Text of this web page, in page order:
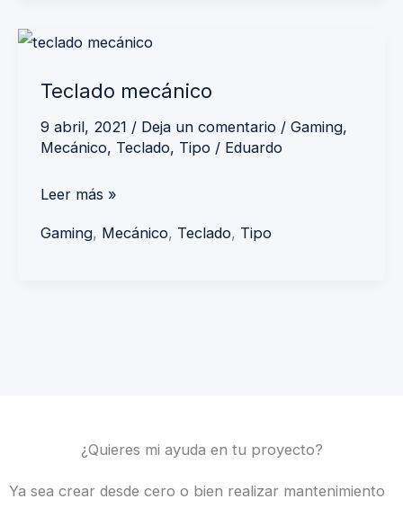
Teclado mecánico
9 abril, 2021 / Deja un comentario / Gaming,
Mecánico, Teclado, Tipo / Eduardo
Teclado
Leer más »
Gaming, Mecánico, Teclado, Tipo
¿Quieres mi ayuda en tu proyecto?
Ya sea crear desde cero o bien realizar mantenimiento